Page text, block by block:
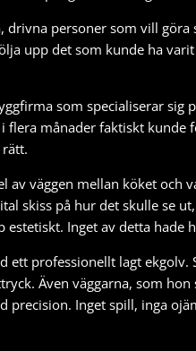
drivna personer som vill
upp det som kunde ha
som specialiserar
flera månader faktiskt
av väggen mellan köket och
skiss på hur det skulle se
Inget av detta hade
professionellt lagt
Även väggarna, som
precision. Inget spill, inga